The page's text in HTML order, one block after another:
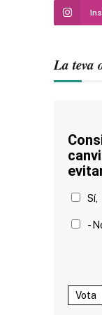
La teva
Sí,
-
Vota